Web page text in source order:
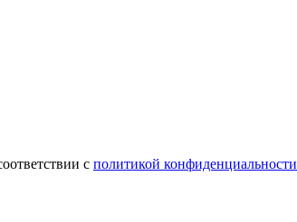
с политикой конфиденциальности